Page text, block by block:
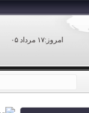
امروز:۱۷ مرداد ۰۵